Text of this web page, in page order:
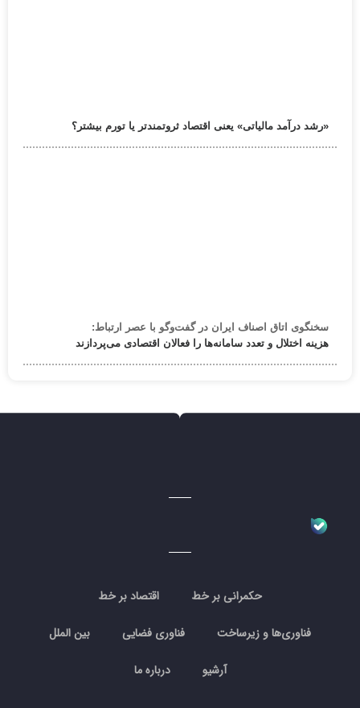
«رشد درآمد مالیاتی» یعنی اقتصاد ثروتمندتر یا تورم بیشتر؟
سخنگوی اتاق اصناف ایران در گفت‌وگو با عصر ارتباط:
هزینه اختلال و تعدد سامانه‌ها را فعالان اقتصادی می‌پردازند
حکمرانی بر خط اقتصاد بر خط
فناوری‌ها و زیرساخت فناوری فضایی بین الملل
آرشیو درباره ما